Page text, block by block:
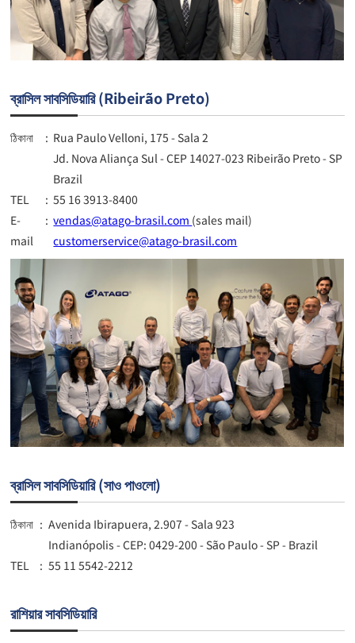
ব্রাসিল সাবসিডিয়ারি (Ribeirão Preto)
ঠিকানা : Rua Paulo Velloni, 175 - Sala 2
Jd. Nova Aliança Sul - CEP 14027-023 Ribeirão Preto - SP
Brazil
TEL
:55 16 3913-8400
E-
mail
:vendas@atago-brasil.com (sales mail)
customerservice@atago-brasil.com
ব্রাসিল সাবসিডিয়ারি (সাও পাওলো)
ঠিকানা : Avenida Ibirapuera, 2.907 - Sala 923
Indianópolis - CEP: 0429-200 - São Paulo - SP - Brazil
TEL
: 55 11 5542-2212
রাশিয়ার সাবসিডিয়ারি